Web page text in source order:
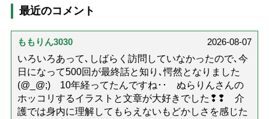
最近のコメント
ももりん3030
2026-08-07
いろいろあって､しばらく訪問していなかったので､今
日になって500回が最終話と知り､愕然となりました
(@_@;) 10年経ってたんですね･･ ぬらりんさんの
ホッコリするイラストと文章が大好きでした❢❢ 介
護では身内に理解してもらえないもどかしさを感じた